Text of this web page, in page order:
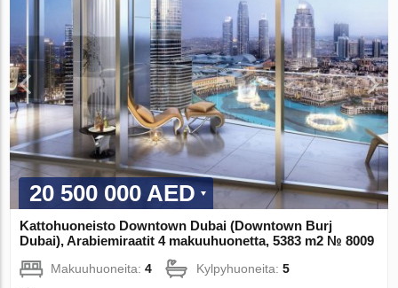
20 500 000 AED
Kattohuoneisto Downtown Dubai (Downtown Burj
Dubai), Arabiemiraatit 4 makuuhuonetta, 5383 m2 № 8009
Makuuhuoneita:4 Kylpyhuoneita:5